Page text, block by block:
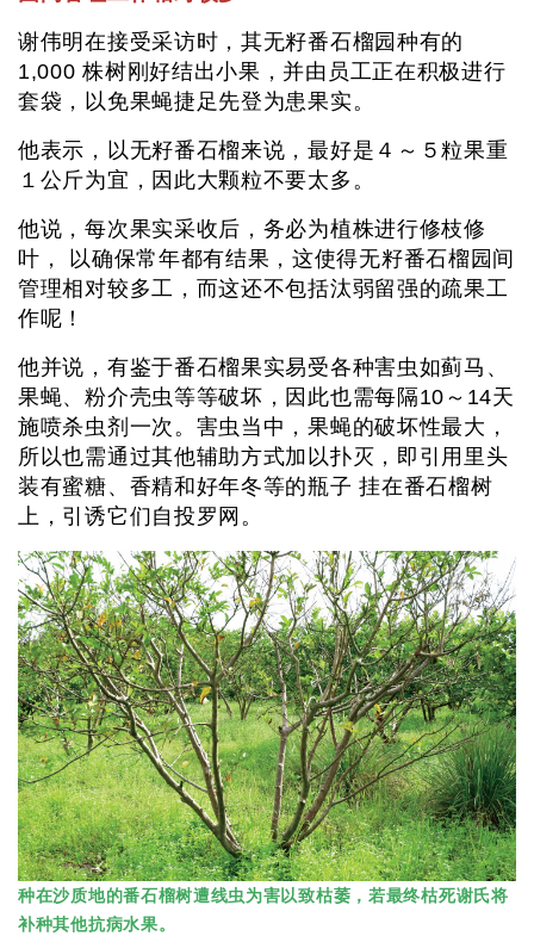
谢伟明在接受采访时，其无籽番石榴园种有的
1,000 株树刚好结出小果，并由员工正在积极进行
套袋，以免果蝇捷足先登为患果实。
他表示，以无籽番石榴来说，最好是４～５粒果重
１公斤为宜，因此大颗粒不要太多。
他说，每次果实采收后，务必为植株进行修枝修
叶， 以确保常年都有结果，这使得无籽番石榴园间
管理相对较多工，而这还不包括汰弱留强的疏果工
作呢！
他并说，有鉴于番石榴果实易受各种害虫如蓟马、
果蝇、粉介壳虫等等破坏，因此也需每隔10～14天
施喷杀虫剂一次。害虫当中，果蝇的破坏性最大，
所以也需通过其他辅助方式加以扑灭，即引用里头
装有蜜糖、香精和好年冬等的瓶子 挂在番石榴树
上，引诱它们自投罗网。
种在沙质地的番石榴树遭线虫为害以致枯萎，若最终枯死谢氏将
补种其他抗病水果。